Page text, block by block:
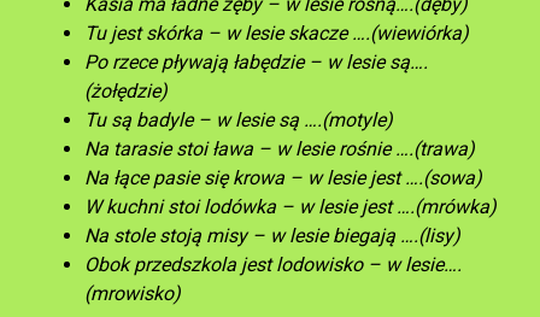
Tu jest skórka – w lesie skacze ….(wiewiórka)
Po rzece pływają łabędzie – w lesie są….
(żołędzie)
Tu są badyle – w lesie są ….(motyle)
Na tarasie stoi ława – w lesie rośnie ….(trawa)
Na łące pasie się krowa – w lesie jest ….(sowa)
W kuchni stoi lodówka – w lesie jest ….(mrówka)
Na stole stoją misy – w lesie biegają ….(lisy)
Obok przedszkola jest lodowisko – w lesie….
(mrowisko)